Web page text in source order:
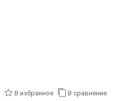
В избранное В сравнение